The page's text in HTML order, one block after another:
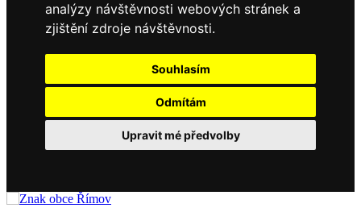
analýzy návštěvnosti webových stránek a
zjištění zdroje návštěvnosti.
Souhlasím
Odmítám
Upravit mé předvolby